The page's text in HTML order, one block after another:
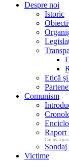
Despre noi
Istoric
Etică
Comunism
Raport
Comisia
Victime